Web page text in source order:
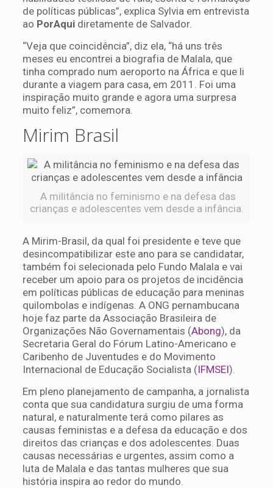
de políticas públicas”, explica Sylvia em entrevista
ao PorAquidiretamente de Salvador.
“Veja que coincidência”, diz ela, “há uns três
meses eu encontrei a biografia de Malala, que
tinha comprado num aeroporto na África e que li
durante a viagem para casa, em 2011. Foi uma
inspiração muito grande e agora uma surpresa
muito feliz”, comemora.
Mirim Brasil
A militância no feminismo e na defesa das
crianças e adolescentes vem desde a infância.
A Mirim-Brasil, da qual foi presidente e teve que
desincompatibilizar este ano para se candidatar,
também foi selecionada pelo Fundo Malala e vai
receber um apoio para os projetos de incidência
em políticas públicas de educação para meninas
quilombolas e indígenas. A ONG pernambucana
hoje faz parte da Associação Brasileira de
Organizações Não Governamentais (Abong), da
Secretaria Geral do Fórum Latino-Americano e
Caribenho de Juventudes e do Movimento
Internacional de Educação Socialista (IFMSEI).
Em pleno planejamento de campanha, a jornalista
conta que sua candidatura surgiu de uma forma
natural, e naturalmente terá como pilares as
causas feministas e a defesa da educação e dos
direitos das crianças e dos adolescentes. Duas
causas necessárias e urgentes, assim como a
luta de Malala e das tantas mulheres que sua
história inspira ao redor do mundo.